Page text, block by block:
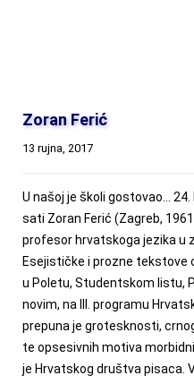
Zoran Ferić
13 rujna, 2017
U našoj je školi gostovao…
sati Zoran Ferić (Zagreb,
profesor hrvatskoga jezika u
Esejističke i prozne tekstove
u Poletu, Studentskom listu,
novim, na III. programu
prepuna je grotesknosti,
te opsesivnih motiva
je Hrvatskog društva pisaca.